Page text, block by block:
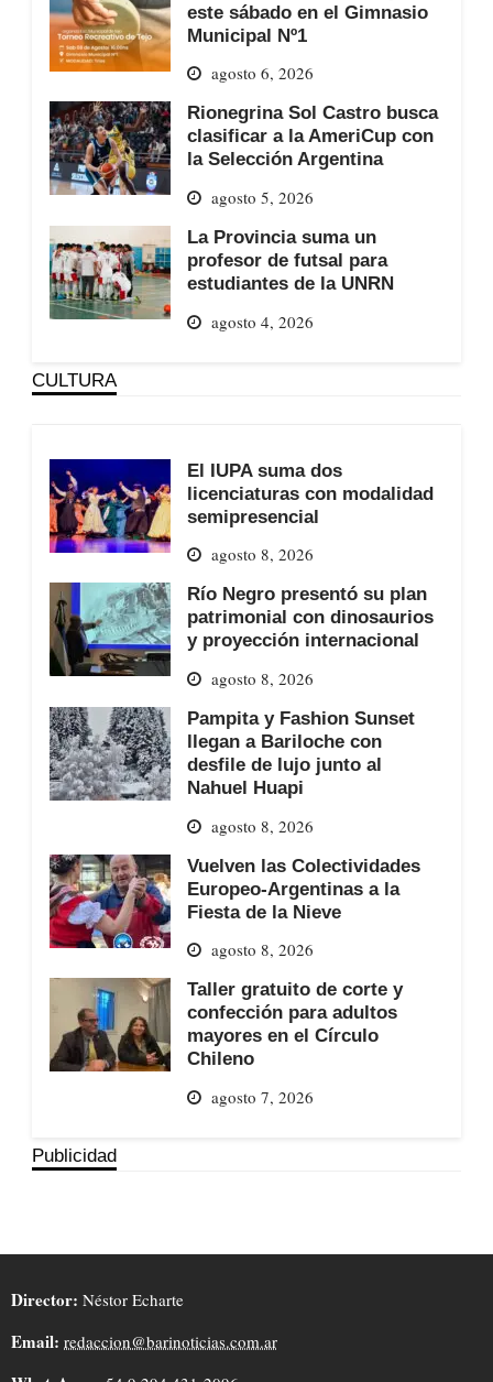
este sábado en el Gimnasio
Municipal Nº1
agosto 6, 2026
Rionegrina Sol Castro busca
clasificar a la AmeriCup con
la Selección Argentina
agosto 5, 2026
La Provincia suma un
profesor de futsal para
estudiantes de la UNRN
agosto 4, 2026
CULTURA
El IUPA suma dos
licenciaturas con modalidad
semipresencial
agosto 8, 2026
Río Negro presentó su plan
patrimonial con dinosaurios
y proyección internacional
agosto 8, 2026
Pampita y Fashion Sunset
llegan a Bariloche con
desfile de lujo junto al
Nahuel Huapi
agosto 8, 2026
Vuelven las Colectividades
Europeo-Argentinas a la
Fiesta de la Nieve
agosto 8, 2026
Taller gratuito de corte y
confección para adultos
mayores en el Círculo
Chileno
agosto 7, 2026
Publicidad
Director: Néstor Echarte
Email: redaccion@barinoticias.com.ar